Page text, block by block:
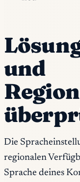
und
Die
regionalen
Sprache deines